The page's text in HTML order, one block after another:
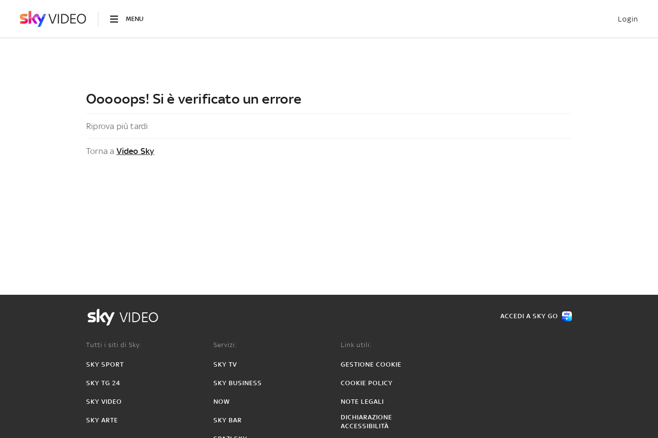
MENU Login
Ooooops! Si è verificato un errore
Riprova più tardi
Torna a Video Sky
VIDEO ACCEDI A SKY GO
Tutti i siti di Sky:
SKY SPORT
SKY TG 24
SKY VIDEO
SKY ARTE
Servizi:
SKY TV
SKY BUSINESS
NOW
SKY BAR
Link utili:
GESTIONE COOKIE
COOKIE POLICY
NOTE LEGALI
DICHIARAZIONE
ACCESSIBILITÀ